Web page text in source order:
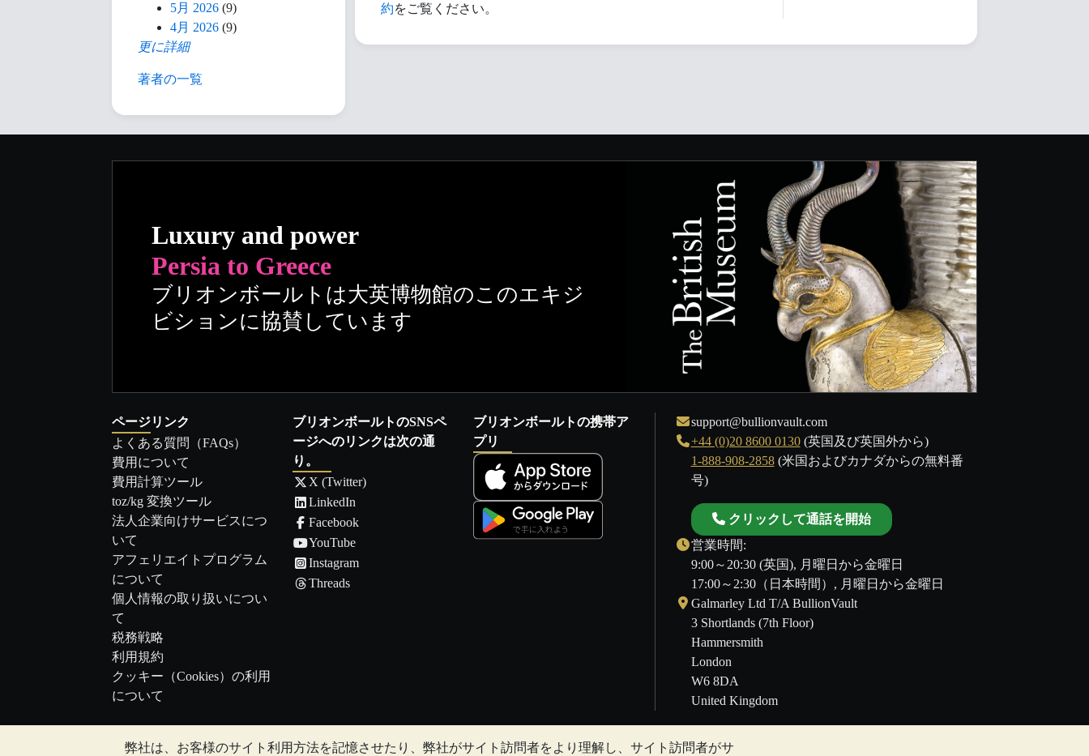
弊社は、お客様のサイト利用方法を記憶させたり、弊社がサイト訪問者をより理解し、サイト訪問者がサ
5月 2026 (9)
4月 2026 (9)
更に詳細
著者の一覧
約をご覧ください。
Luxury and power
Persia to Greece
ブリオンボールトは大英博物館のこのエキジ
ビションに協賛しています
ページリンク
よくある質問（FAQs）
費用について
費用計算ツール
toz/kg 変換ツール
法人企業向けサービスにつ
いて
アフェリエイトプログラム
について
個人情報の取り扱いについ
て
税務戦略
利用規約
クッキー（Cookies）の利用
について
ブリオンボールトのSNSペ
ージへのリンクは次の通
り。
X (Twitter)
LinkedIn
Facebook
YouTube
Instagram
Threads
ブリオンボールトの携帯ア
プリ
support@bullionvault.com
+44 (0)20 8600 0130(英国及び英国外から)
1-888-908-2858(米国およびカナダからの無料番
号)
クリックして通話を開始
営業時間:
9:00～20:30 (英国), 月曜日から金曜日
17:00～2:30（日本時間）, 月曜日から金曜日
Galmarley Ltd T/A BullionVault
3 Shortlands (7th Floor)
Hammersmith
London
W6 8DA
United Kingdom